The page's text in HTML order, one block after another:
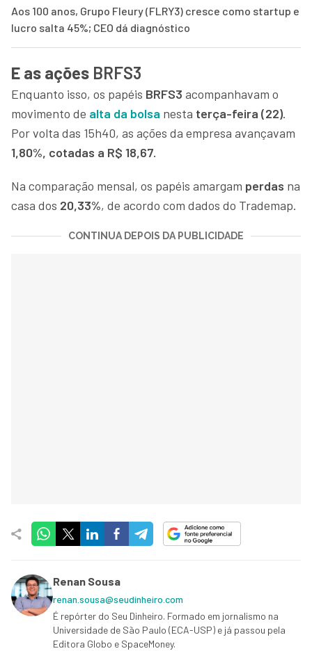
Aos 100 anos, Grupo Fleury (FLRY3) cresce como startup e
lucro salta 45%; CEO dá diagnóstico
E as ações BRFS3
Enquanto isso, os papéis BRFS3 acompanhavam o
movimento de alta da bolsa nesta terça-feira (22).
Por volta das 15h40, as ações da empresa avançavam
1,80%, cotadas a R$ 18,67.
Na comparação mensal, os papéis amargam perdas na
casa dos 20,33%, de acordo com dados do Trademap.
CONTINUA DEPOIS DA PUBLICIDADE
Renan Sousa
renan.sousa@seudinheiro.com
É repórter do Seu Dinheiro. Formado em jornalismo na
Universidade de São Paulo (ECA-USP) e já passou pela
Editora Globo e SpaceMoney.